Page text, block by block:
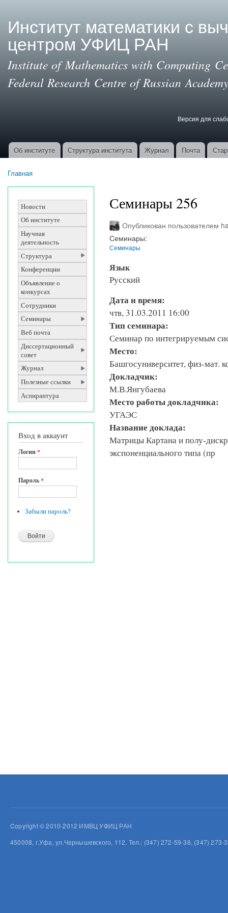
Институт математики с
центром УФИЦ РАН
Institute of Mathematics with Computing
Federal Research Centre of Russian
Версия для
Основные ссылки
Об институте Структура института Журнал Почта
Главная
Новости
Об институте
Научная
деятельность
Структура
Конференции
Объявление о
конкурсах
Сотрудники
Семинары
Веб почта
Диссертационный
совет
Журнал
Полезные ссылки
Аспирантура
Вход в аккаунт
Логин*
Пароль*
Забыли пароль?
Семинары 256
Опубликован пользователем
Семинары:
Семинары
Язык
Русский
Дата и время:
чтв, 31.03.2011 16:00
Тип семинара:
Семинар по интегрируемым
Место:
Башгосуниверситет, физ-мат.
Докладчик:
М.В.Янгубаева
Место работы докладчика:
УГАЭС
Название доклада:
Матрицы Картана и полу-
экспоненциального типа (пр
Copyright © 2010-2012 ИМВЦ УФИЦ РАН
450008, г.Уфа, ул.Чернышевского, 112. Тел.: (347) 272-59-36, (347)